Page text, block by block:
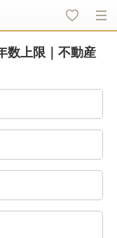
数上限｜不動産